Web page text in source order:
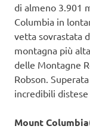
di almeno 3.901
Columbia in
vetta sovrastata
montagna più
delle Montagne
Robson.
incredibili
Mount